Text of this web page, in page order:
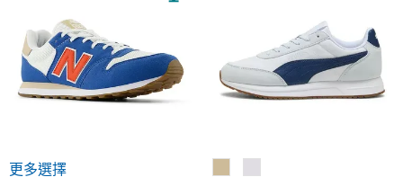
更多選擇